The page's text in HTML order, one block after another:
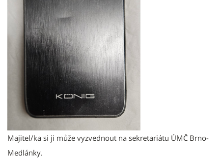
Majitel/ka si ji může vyzvednout na sekretariátu ÚMČ Brno-
Medlánky.